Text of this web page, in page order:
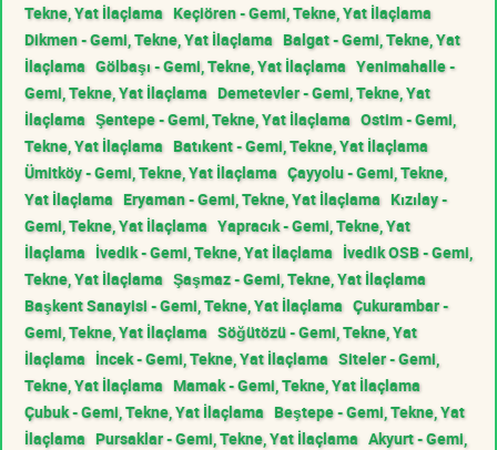
Tekne, Yat İlaçlama Keçiören - Gemi, Tekne, Yat İlaçlama
Dikmen - Gemi, Tekne, Yat İlaçlama Balgat - Gemi, Tekne, Yat
İlaçlama Gölbaşı - Gemi, Tekne, Yat İlaçlama Yenimahalle -
Gemi, Tekne, Yat İlaçlama Demetevler - Gemi, Tekne, Yat
İlaçlama Şentepe - Gemi, Tekne, Yat İlaçlama Ostim - Gemi,
Tekne, Yat İlaçlama Batıkent - Gemi, Tekne, Yat İlaçlama
Ümitköy - Gemi, Tekne, Yat İlaçlama Çayyolu - Gemi, Tekne,
Yat İlaçlama Eryaman - Gemi, Tekne, Yat İlaçlama Kızılay -
Gemi, Tekne, Yat İlaçlama Yapracık - Gemi, Tekne, Yat
İlaçlama İvedik - Gemi, Tekne, Yat İlaçlama İvedik OSB - Gemi,
Tekne, Yat İlaçlama Şaşmaz - Gemi, Tekne, Yat İlaçlama
Başkent Sanayisi - Gemi, Tekne, Yat İlaçlama Çukurambar -
Gemi, Tekne, Yat İlaçlama Söğütözü - Gemi, Tekne, Yat
İlaçlama İncek - Gemi, Tekne, Yat İlaçlama Siteler - Gemi,
Tekne, Yat İlaçlama Mamak - Gemi, Tekne, Yat İlaçlama
Çubuk - Gemi, Tekne, Yat İlaçlama Beştepe - Gemi, Tekne, Yat
İlaçlama Pursaklar - Gemi, Tekne, Yat İlaçlama Akyurt - Gemi,